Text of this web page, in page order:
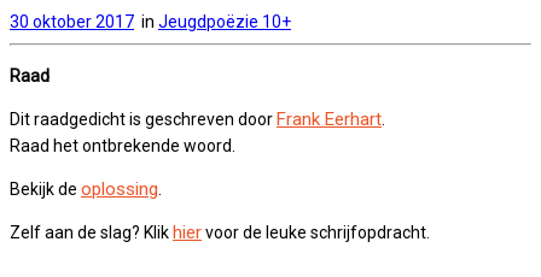
30 oktober 2017 in Jeugdpoëzie 10+
Raad
Dit raadgedicht is geschreven door Frank Eerhart.
Raad het ontbrekende woord.
Bekijk de oplossing.
Zelf aan de slag? Klik hiervoor de leuke schrijfopdracht.